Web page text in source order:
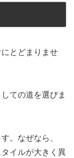
とどまりませ
ての道を選びま
。なぜなら、
イルが大きく異